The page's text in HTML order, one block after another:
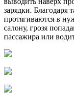
зарядки. Благодаря
протягиваются в
салону, грозя
пассажира или